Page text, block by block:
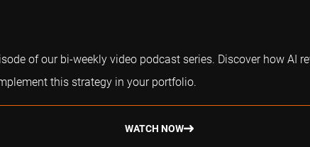
of our bi-weekly video podcast series. Discover how
this strategy in your portfolio.
WATCH NOW